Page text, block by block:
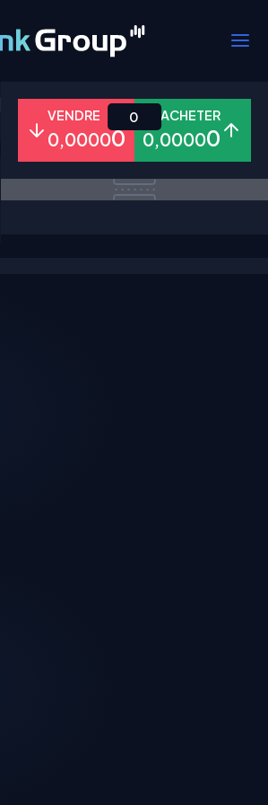
Tous Forex Métaux Actions
VENDRE
0,00000
ACHETER
0,00000
0